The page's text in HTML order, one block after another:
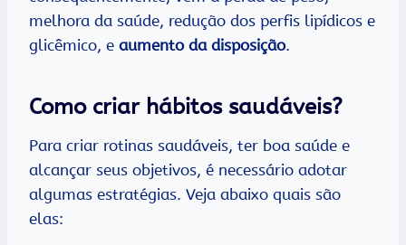
melhora da saúde, redução dos perfis lipídicos e
glicêmico, e aumento da disposição.
Como criar hábitos saudáveis?
Para criar rotinas saudáveis, ter boa saúde e
alcançar seus objetivos, é necessário adotar
algumas estratégias. Veja abaixo quais são
elas: